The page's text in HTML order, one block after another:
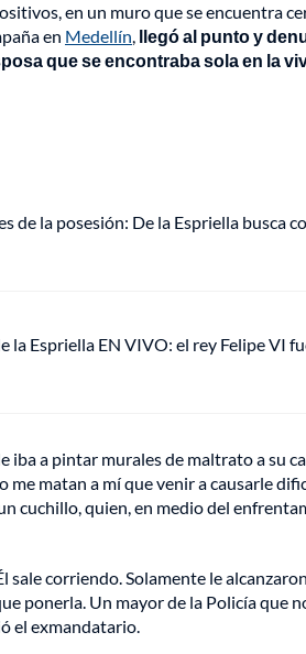
en un muro que se encuentra
en Medellín, llegó al punto y
que se encontraba sola en la
de la posesión: De la Espriella busca
la Espriella EN VIVO: el rey Felipe VI
a pintar murales de maltrato a su
matan a mí que venir a causarle
cuchillo, quien, en medio del
corriendo. Solamente le
ponerla. Un mayor de la Policía que
el exmandatario.